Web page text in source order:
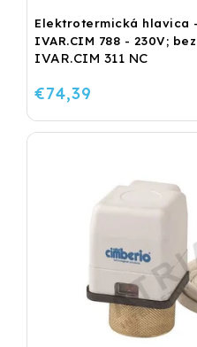
Elektrotermická hlavica
IVAR.CIM 788 - 230V;
IVAR.CIM 311 NC
€74,39